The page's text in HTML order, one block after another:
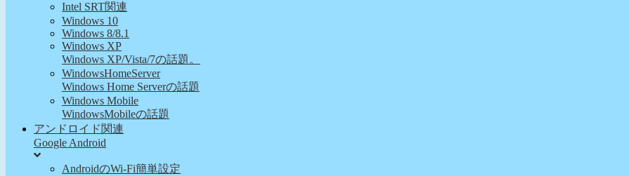
Intel SRT関連
Windows 10
Windows 8/8.1
Windows XP
Windows XP/Vista/7の話題。
WindowsHomeServer
Windows Home Serverの話題
Windows Mobile
WindowsMobileの話題
アンドロイド関連
Google Android
AndroidのWi-Fi簡単設定